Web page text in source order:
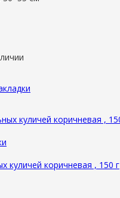
куличей коричневая , 150 г